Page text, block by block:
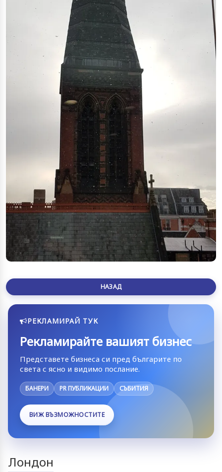
НАЗАД
РЕКЛАМИРАЙ ТУК
Рекламирайте вашият бизнес
Представете бизнеса си пред българите по
света с ясно и видимо послание.
БАНЕРИ PR ПУБЛИКАЦИИ СЪБИТИЯ
ВИЖ ВЪЗМОЖНОСТИТЕ
Лондон